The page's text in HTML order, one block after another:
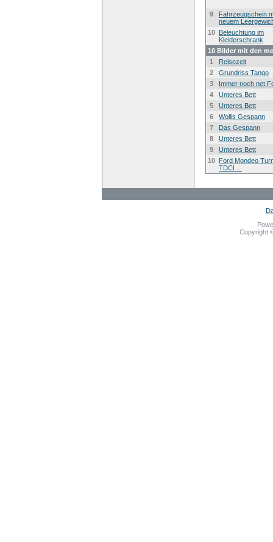
9
Fahrzeugschein
neuem
10 Beleuchtung im
Kleiderschrank
10 Bilder mit den
1
Reisezelt
2
Grundriss Tango
3
Immer noch net
4
Unteres Bett
5
Unteres Bett
6
Wollis Gespann
7
Das Gespann
8
Unteres Bett
9
Unteres Bett
10 Ford Mondeo
TDCI ...
Copyright